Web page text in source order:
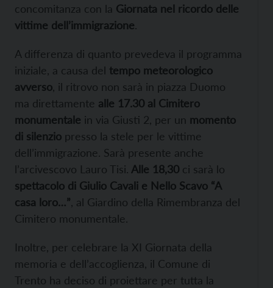
concomitanza con la Giornata nel ricordo delle
vittime dell’immigrazione.
A differenza di quanto prevedeva il programma
iniziale, a causa del tempo meteorologico
avverso , il ritrovo non sarà in piazza Duomo
ma direttamente alle 17.30 al Cimitero
monumentale in via Giusti 2, per un momento
di silenzio presso la stele per le vittime
dell’immigrazione. Sarà presente anche
l’arcivescovo Lauro Tisi. Alle 18,30 ci sarà lo
spettacolo di Giulio Cavali e Nello Scavo “A
casa loro…” , al Giardino della Rimembranza del
Cimitero monumentale.
Inoltre, per celebrare la XI Giornata della
memoria e dell’accoglienza, il Comune di
Trento ha deciso di proiettare per tutta la